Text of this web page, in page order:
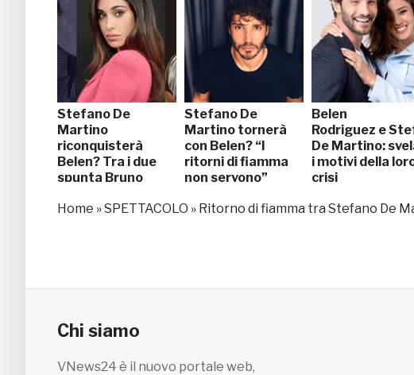
Stefano De
Martino
riconquisterà
Belen? Tra i due
spunta Bruno
Stefano De
Martino tornerà
con Belen? “I
ritorni di fiamma
non servono”
Belen
Rodriguez e
De Martino:
i motivi della
crisi
Home »SPETTACOLO » Ritorno di fiamma tra Stefano De
Chi siamo
VNews24 è il nuovo portale web,